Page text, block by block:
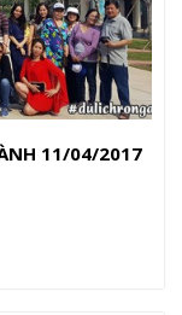
11/04/2017